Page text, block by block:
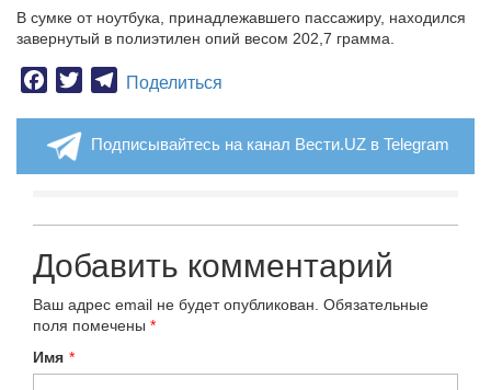
В сумке от ноутбука, принадлежавшего пассажиру, находился
завернутый в полиэтилен опий весом 202,7 грамма.
Facebook
TwitterTelegram
Поделиться
Подписывайтесь на канал Вести.UZ в Telegram
Добавить комментарий
Ваш адрес email не будет опубликован. Обязательные
поля помечены *
Имя *